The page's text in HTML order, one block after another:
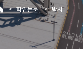
> 학위논문 > 박사